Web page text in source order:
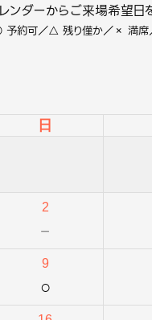
ンダーからご来場希望日
予約可／△ 残り僅か／× 満席
日
2
－
9
○